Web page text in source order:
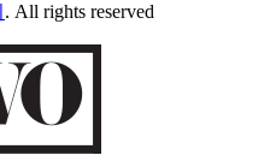
. All rights reserved